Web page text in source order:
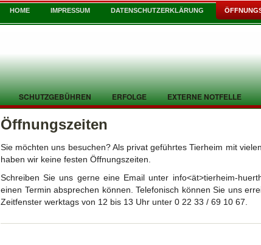
HOME IMPRESSUM DATENSCHUTZERKLÄRUNG
SCHUTZGEBÜHREN ERFOLGE EXTERNE NOTFELLE
Öffnungszeiten
Sie möchten uns besuchen? Als privat geführtes Tierheim mit
haben wir keine festen Öffnungszeiten.
Schreiben Sie uns gerne eine Email unter info<ät>tierheim-
einen Termin absprechen können. Telefonisch können Sie uns
Zeitfenster werktags von 12 bis 13 Uhr unter 0 22 33 / 69 10 67.